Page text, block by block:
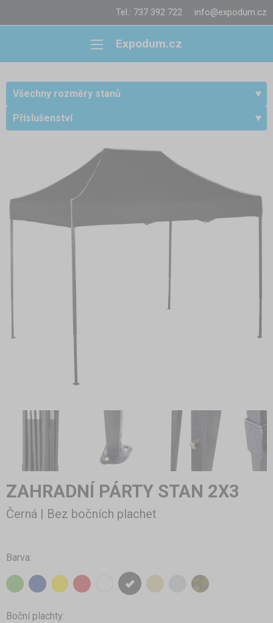
Tel.: 737 392 722 info@expodum.cz
Expodum.cz
Všechny rozměry stanů
Příslušenství
ZAHRADNÍ PÁRTY STAN 2X3
Černá | Bez bočních plachet
Barva:
Boční plachty: